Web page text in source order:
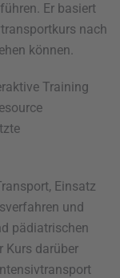
Er basiert
nach
können.
Training
Einsatz
und
pädiatrischen
Kurs darüber